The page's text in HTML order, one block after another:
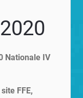
Nationale IV
FFE,